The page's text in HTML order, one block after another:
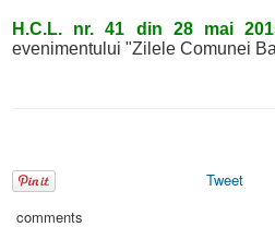
H.C.L. nr. 41 din 28 mai
evenimentului "Zilele Comunei
Tweet
comments